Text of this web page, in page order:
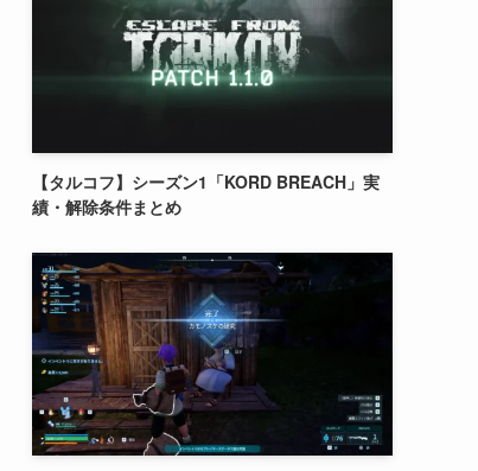
【タルコフ】シーズン1「KORD BREACH」実
績・解除条件まとめ